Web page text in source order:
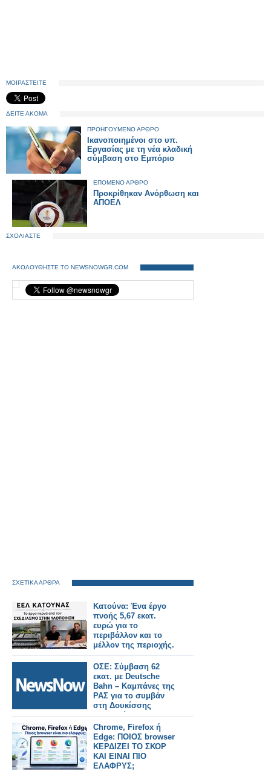
ΜΟΙΡΑΣΤΕΙΤΕ
ΔΕΙΤΕ ΑΚΟΜΑ
ΠΡΟΗΓΟΥΜΕΝΟ ΑΡΘΡΟ
Ικανοποιημένοι στο υπ.
Εργασίας με τη νέα κλαδική
σύμβαση στο Εμπόριο
ΕΠΟΜΕΝΟ ΑΡΘΡΟ
Προκρίθηκαν Ανόρθωση και
ΑΠΟΕΛ
ΣΧΟΛΙΑΣΤΕ
ΑΚΟΛΟΥΘΗΣΤΕ ΤΟ NEWSNOWGR.COM
ΣΧΕΤΙΚΑ ΑΡΘΡΑ
Κατούνα: Ένα έργο
πνοής 5,67 εκατ.
ευρώ για το
περιβάλλον και το
μέλλον της περιοχής.
ΟΣΕ: Σύμβαση 62
εκατ. με Deutsche
Bahn – Καμπάνες της
ΡΑΣ για το συμβάν
στη Δουκίσσης
Πλακεντίας.
Chrome, Firefox ή
Edge: ΠΟΙΟΣ browser
ΚΕΡΔΙΖΕΙ ΤΟ ΣΚΟΡ
ΚΑΙ ΕΙΝΑΙ ΠΙΟ
ΕΛΑΦΡΥΣ;